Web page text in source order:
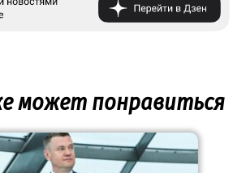
может понравиться